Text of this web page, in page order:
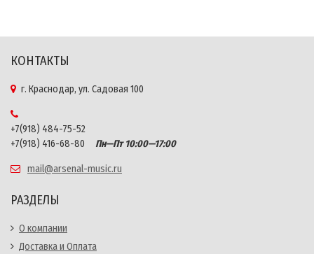
КОНТАКТЫ
г. Краснодар, ул. Садовая 100
+7(918) 484-75-52
+7(918) 416-68-80
Пн—Пт 10:00—17:00
mail@arsenal-music.ru
РАЗДЕЛЫ
О компании
Доставка и Оплата